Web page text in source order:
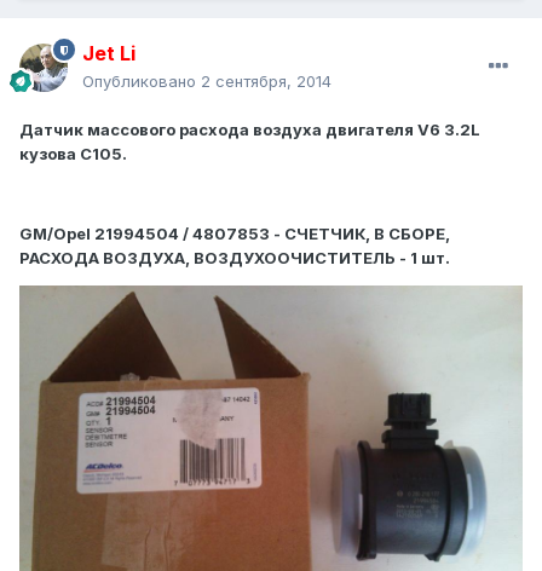
Jet Li
Опубликовано 2 сентября, 2014
Датчик массового расхода воздуха двигателя V6 3.2L
кузова С105.
GM/Opel 21994504 / 4807853 - СЧЕТЧИК, В СБОРЕ,
РАСХОДА ВОЗДУХА, ВОЗДУХООЧИСТИТЕЛЬ - 1 шт.